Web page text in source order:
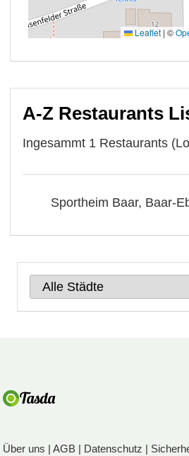
A-Z Restaurants
Ingesammt 1 Restaurants
Sportheim Baar, Baar-
Über uns |AGB | Datenschutz |